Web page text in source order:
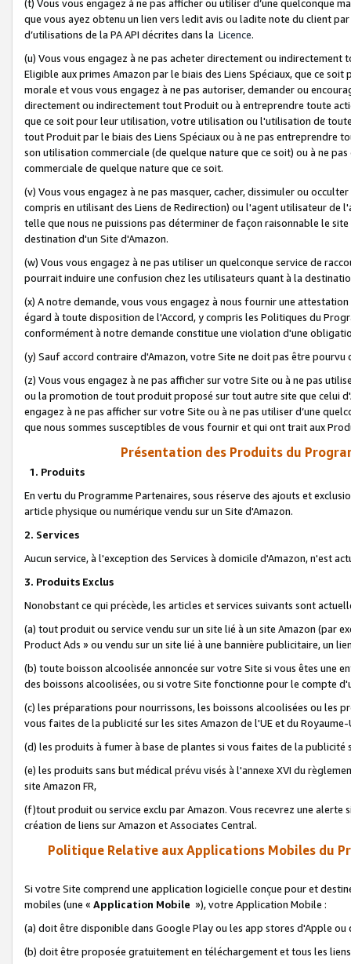
(t) Vous vous engagez à ne pas afficher ou utiliser d’une quelconque
que vous ayez obtenu un lien vers ledit avis ou ladite note du client
d’utilisations de la PA API décrites dans la Licence.
(u) Vous vous engagez à ne pas acheter directement ou
Eligible aux primes Amazon par le biais des Liens Spéciaux, que ce
morale et vous vous engagez à ne pas autoriser, demander ou
directement ou indirectement tout Produit ou à entreprendre toute
que ce soit pour leur utilisation, votre utilisation ou l'utilisation de
tout Produit par le biais des Liens Spéciaux ou à ne pas entreprendre
son utilisation commerciale (de quelque nature que ce soit) ou à ne
commerciale de quelque nature que ce soit.
(v) Vous vous engagez à ne pas masquer, cacher, dissimuler ou
compris en utilisant des Liens de Redirection) ou l'agent utilisateur
telle que nous ne puissions pas déterminer de façon raisonnable le
destination d'un Site d'Amazon.
(w) Vous vous engagez à ne pas utiliser un quelconque service de
pourrait induire une confusion chez les utilisateurs quant à la
(x) A notre demande, vous vous engagez à nous fournir une
égard à toute disposition de l'Accord, y compris les Politiques du
conformément à notre demande constitue une violation d'une
(y) Sauf accord contraire d'Amazon, votre Site ne doit pas être
(z) Vous vous engagez à ne pas afficher sur votre Site ou à ne pas
ou la promotion de tout produit proposé sur tout autre site que celui
engagez à ne pas afficher sur votre Site ou à ne pas utiliser d’une
que nous sommes susceptibles de vous fournir et qui ont trait aux
Présentation des Produits du
1. Produits
En vertu du Programme Partenaires, sous réserve des ajouts et
article physique ou numérique vendu sur un Site d'Amazon.
2. Services
Aucun service, à l'exception des Services à domicile d'Amazon, n'est
3. Produits Exclus
Nonobstant ce qui précède, les articles et services suivants sont
(a) tout produit ou service vendu sur un site lié à un site Amazon (par
Product Ads » ou vendu sur un site lié à une bannière publicitaire, un
(b) toute boisson alcoolisée annoncée sur votre Site si vous êtes une
des boissons alcoolisées, ou si votre Site fonctionne pour le compte
(c) les préparations pour nourrissons, les boissons alcoolisées ou les
vous faites de la publicité sur les sites Amazon de l'UE et du Royaume-
(d) les produits à fumer à base de plantes si vous faites de la publicité
(e) les produits sans but médical prévu visés à l'annexe XVI du
site Amazon FR,
(f)tout produit ou service exclu par Amazon. Vous recevrez une alerte
création de liens sur Amazon et Associates Central.
Politique Relative aux Applications Mobiles du
Si votre Site comprend une application logicielle conçue pour et
mobiles (une « Application Mobile »), votre Application Mobile :
(a) doit être disponible dans Google Play ou les app stores d'Apple ou
(b) doit être proposée gratuitement en téléchargement et tous les